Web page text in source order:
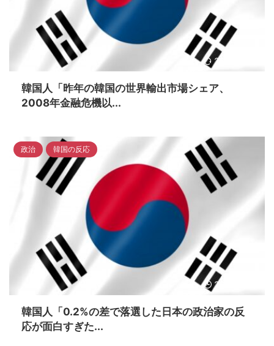
2023/4/16
韓国人「昨年の韓国の世界輸出市場シェア、
2008年金融危機以...
2023/4/16
政治 韓国の反応
韓国人「0.2%の差で落選した日本の政治家の反
応が面白すぎた...